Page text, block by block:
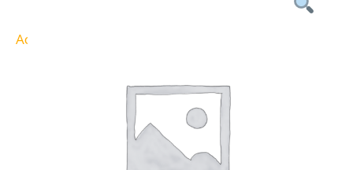
Accueil